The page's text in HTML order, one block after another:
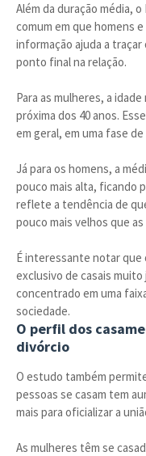
Além da duração média,
comum em que homens
informação ajuda a
ponto final na relação.
Para as mulheres, a
próxima dos 40 anos.
em geral, em uma fase
Já para os homens, a
pouco mais alta, ficando
reflete a tendência de
pouco mais velhos que
É interessante notar que
exclusivo de casais
concentrado em uma
sociedade.
O perfil dos
divórcio
O estudo também
pessoas se casam tem
mais para oficializar a
As mulheres têm se